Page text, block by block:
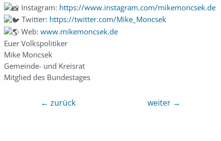
Instagram: https://www.instagram.com/mikemoncsek.de
Twitter: https://twitter.com/Mike_Moncsek
Web: www.mikemoncsek.de
Euer Volkspolitiker
Mike Moncsek
Gemeinde- und Kreisrat
Mitglied des Bundestages
← zurück weiter →